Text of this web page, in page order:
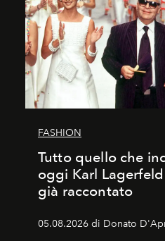
FASHION
Tutto quello che
oggi Karl
già raccontato
05.08.2026 di Donato